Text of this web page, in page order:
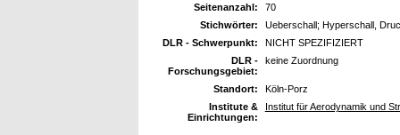
Seitenanzahl:
70
Stichwörter:
Ueberschall; Hyperschall,
DLR - Schwerpunkt:
NICHT SPEZIFIZIERT
DLR -
Forschungsgebiet:
keine Zuordnung
Standort:
Köln-Porz
Institute &
Einrichtungen:
Institut für Aerodynamik und